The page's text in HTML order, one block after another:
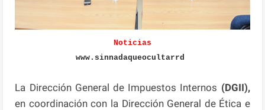
Noticias
www.sinnadaqueocultarrd
La Dirección General de Impuestos Internos (DGII),
en coordinación con la Dirección General de Ética e